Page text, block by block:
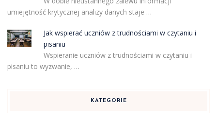
umiejętność krytycznej analizy danych staje …
Jak wspierać uczniów z trudnościami w czytaniu i
pisaniu
Wspieranie uczniów z trudnościami w czytaniu i
pisaniu to wyzwanie, …
KATEGORIE